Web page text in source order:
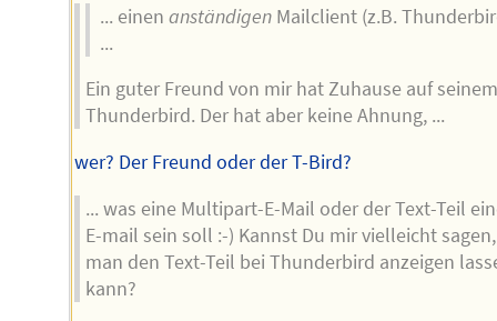
... einen anständigenMailclient (z.B.
...
Ein guter Freund von mir hat Zuhause auf
Thunderbird. Der hat aber keine Ahnung, ...
wer? Der Freund oder der T-Bird?
... was eine Multipart-E-Mail oder der Text-Teil
E-mail sein soll :-) Kannst Du mir vielleicht
man den Text-Teil bei Thunderbird anzeigen
kann?